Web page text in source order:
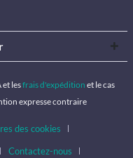
et lesfrais d'expédition et le cas
expresse contraire
des cookies
Contactez-nous